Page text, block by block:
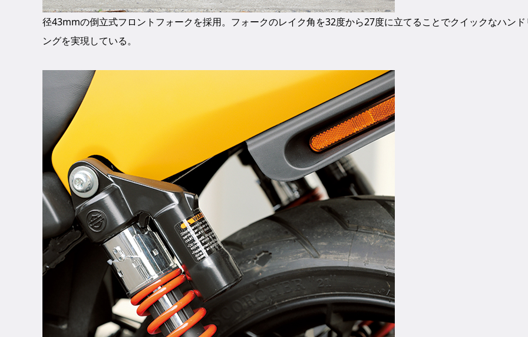
径43mmの倒立式フロントフォークを採用。フォークのレイク角を32度から27度に立てることでクイックなハンド
ングを実現している。